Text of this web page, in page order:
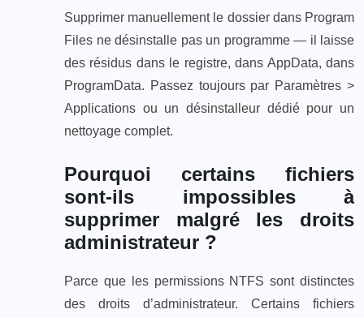
Supprimer manuellement le dossier dans Program
Files ne désinstalle pas un programme — il laisse
des résidus dans le registre, dans AppData, dans
ProgramData. Passez toujours par Paramètres >
Applications ou un désinstalleur dédié pour un
nettoyage complet.
Pourquoi certains fichiers
sont-ils impossibles à
supprimer malgré les droits
administrateur ?
Parce que les permissions NTFS sont distinctes
des droits d’administrateur. Certains fichiers